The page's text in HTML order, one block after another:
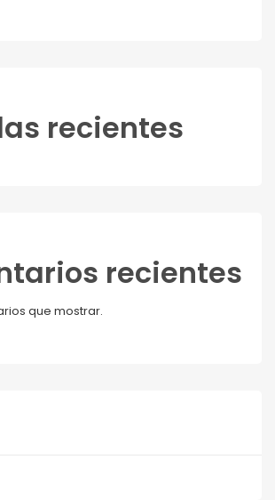
recientes
recientes
que mostrar.